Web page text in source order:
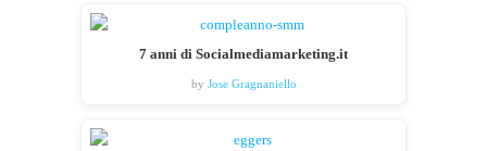
7 anni di Socialmediamarketing.it
by Jose Gragnaniello